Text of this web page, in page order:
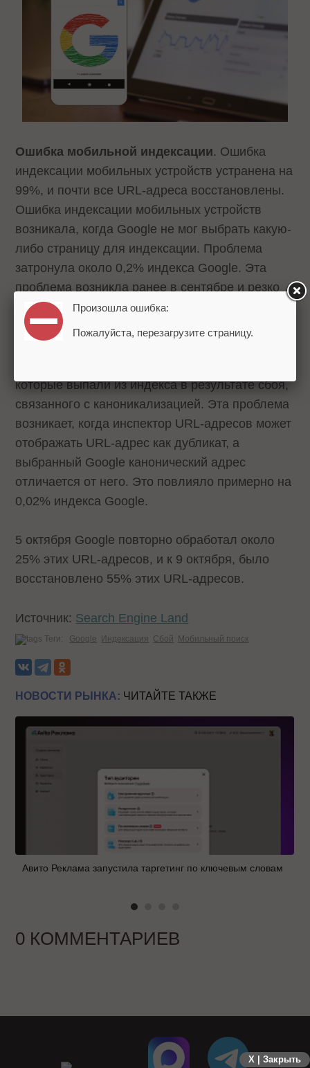
Ошибка мобильной индексации. Ошибка
индексации мобильных устройств устранена на
99%, и почти все URL-адреса восстановлены.
Ошибка индексации мобильных устройств
возникала, когда Google не мог выбрать какую-
либо страницу для индексации. Проблема
затронула около 0,2% индекса Google. Эта
проблема возникла ранее в сентябре и резко
возросла примерно к 29 сентября.
которые выпали из индекса в результате сбоя,
связанного с каноникализацией. Эта проблема
возникает, когда инспектор URL-адресов может
отображать URL-адрес как дубликат, а
выбранный Google канонический адрес
отличается от него. Это повлияло примерно на
0,02% индекса Google.
5 октября Google повторно обработал около
25% этих URL-адресов, и к 9 октября, было
восстановлено 55% этих URL-адресов.
Источник: Search Engine Land
Теги: Google Индексация Сбой Мобильный поиск
НОВОСТИ РЫНКА: ЧИТАЙТЕ ТАКЖЕ
Авито Реклама запустила таргетинг по ключевым словам
0 КОММЕНТАРИЕВ
X | Закрыть
Произошла ошибка:
Пожалуйста, перезагрузите страницу.